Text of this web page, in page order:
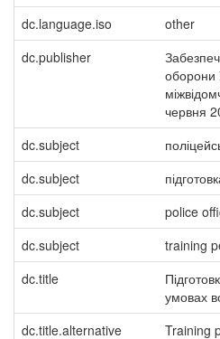
dc.language.iso
other
dc.publisher
оборони
червня
dc.subject
dc.subject
dc.subject
police
dc.subject
training
dc.title
умовах
dc.title.alternative
Training